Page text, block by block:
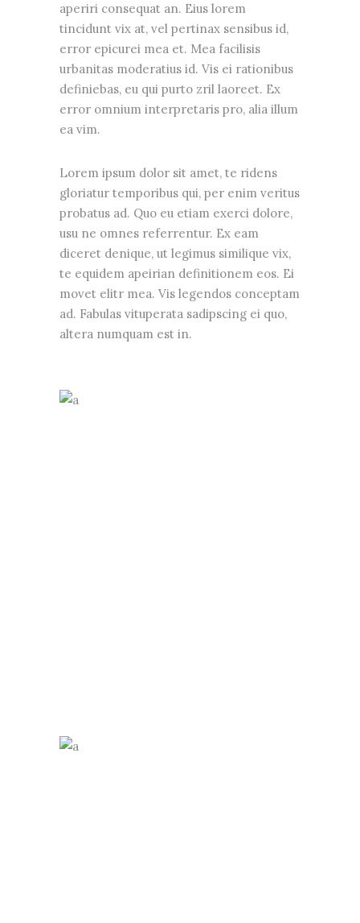
aperiri consequat an. Eius lorem
tincidunt vix at, vel pertinax sensibus id,
error epicurei mea et. Mea facilisis
urbanitas moderatius id. Vis ei rationibus
definiebas, eu qui purto zril laoreet. Ex
error omnium interpretaris pro, alia illum
ea vim.
Lorem ipsum dolor sit amet, te ridens
gloriatur temporibus qui, per enim veritus
probatus ad. Quo eu etiam exerci dolore,
usu ne omnes referrentur. Ex eam
diceret denique, ut legimus similique vix,
te equidem apeirian definitionem eos. Ei
movet elitr mea. Vis legendos conceptam
ad. Fabulas vituperata sadipscing ei quo,
altera numquam est in.